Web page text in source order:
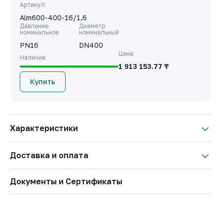
Артикул
Alm600-400-16/1,6
Давление
номинальное
PN16
Диаметр
номинальный
DN400
Наличие
Цена
1 913 153.77 ₸
Купить
Характеристики
номинальное
Артикул
Материал корпуса Чугун
Доставка и оплата
Условия оплаты
Документы и Сертификаты